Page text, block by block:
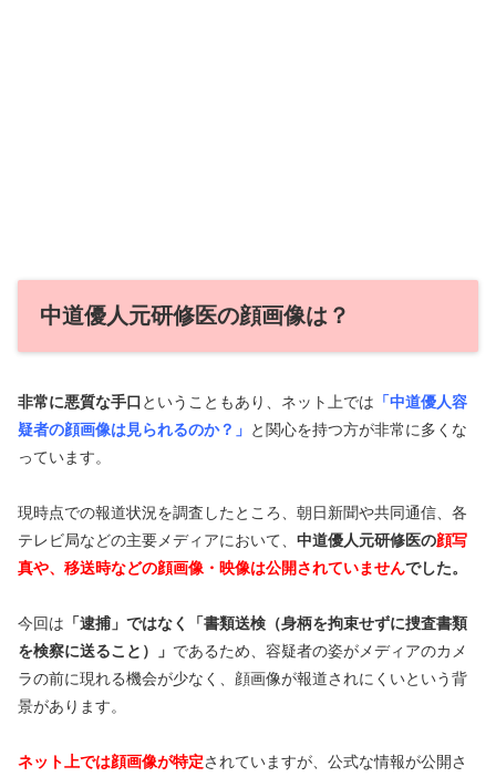
中道優人元研修医の顔画像は？
非常に悪質な手口 ということもあり、ネット上では 「中道優人容
疑者の顔画像は見られるのか？」 と関心を持つ方が非常に多くな
っています。
現時点での報道状況を調査したところ、朝日新聞や共同通信、各
テレビ局などの主要メディアにおいて、 中道優人元研修医の顔写
真や、移送時などの顔画像・映像は公開されていませんでした。
今回は 「逮捕」ではなく「書類送検（身柄を拘束せずに捜査書類
を検察に送ること）」 であるため、容疑者の姿がメディアのカメ
ラの前に現れる機会が少なく、顔画像が報道されにくいという背
景があります。
ネット上では顔画像が特定されていますが、公式な情報が公開さ